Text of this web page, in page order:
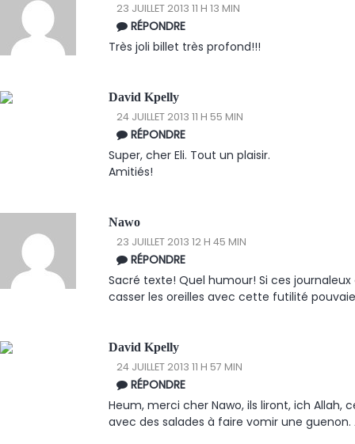
23 JUILLET 2013 11 H 13 MIN
RÉPONDRE
Très joli billet très profond!!!
David Kpelly
24 JUILLET 2013 11 H 55 MIN
RÉPONDRE
Super, cher Eli. Tout un plaisir.
Amitiés!
Nawo
23 JUILLET 2013 12 H 45 MIN
RÉPONDRE
Sacré texte! Quel humour! Si ces
casser les oreilles avec cette futilité
David Kpelly
24 JUILLET 2013 11 H 57 MIN
RÉPONDRE
Heum, merci cher Nawo, ils liront, ich
avec des salades à faire vomir une guenon.